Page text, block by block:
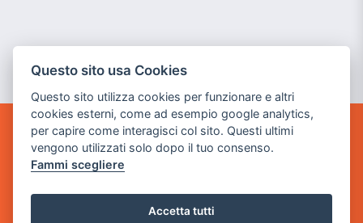
GAME WARP
BY POWER GAME SRL
Sede Legale
via Villaggio dei Platani, 3
Questo sito usa Cookies
Questo sito utilizza cookies per funzionare e altri
cookies esterni, come ad esempio google analytics,
per capire come interagisci col sito. Questi ultimi
vengono utilizzati solo dopo il tuo consenso.
Fammi scegliere
Accetta tutti